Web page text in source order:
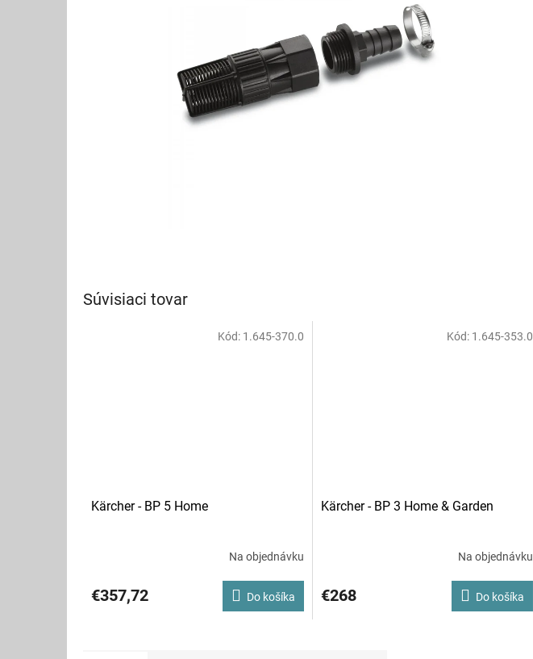
Súvisiaci tovar
Kärcher - BP 5 Home
Na objednávku
€357,72 Do košíka
Kód: 1.645-370.0
Kärcher - BP 3 Home & Garden
Na objednávku
€268 Do košíka
Kód: 1.645-353.0